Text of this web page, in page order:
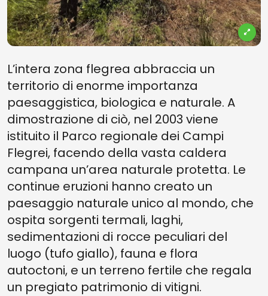
L’intera zona flegrea abbraccia un
territorio di enorme importanza
paesaggistica, biologica e naturale. A
dimostrazione di ciò, nel 2003 viene
istituito il Parco regionale dei Campi
Flegrei, facendo della vasta caldera
campana un’area naturale protetta. Le
continue eruzioni hanno creato un
paesaggio naturale unico al mondo, che
ospita sorgenti termali, laghi,
sedimentazioni di rocce peculiari del
luogo (tufo giallo), fauna e flora
autoctoni, e un terreno fertile che regala
un pregiato patrimonio di vitigni.